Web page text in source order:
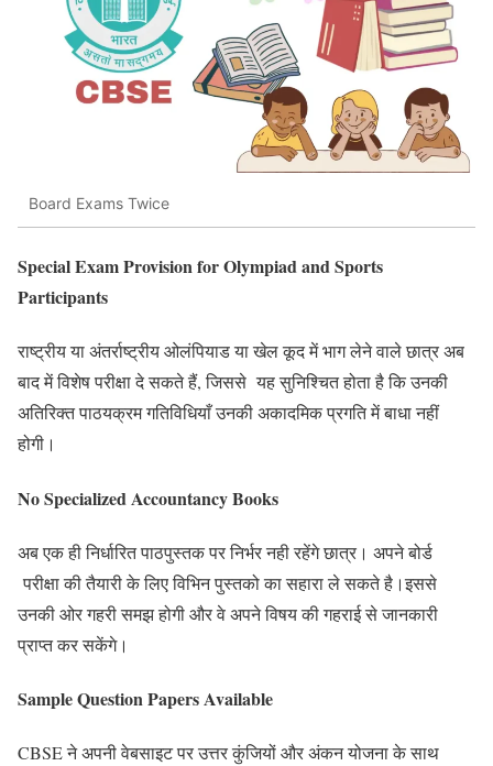
Board Exams Twice
Special Exam Provision for Olympiad and Sports
Participants
राष्ट्रीय या अंतर्राष्ट्रीय ओलंपियाड या खेल कूद में भाग लेने वाले छात्र अब
बाद में विशेष परीक्षा दे सकते हैं, जिससे यह सुनिश्चित होता है कि उनकी
अतिरिक्त पाठयक्रम गतिविधियाँ उनकी अकादमिक प्रगति में बाधा नहीं
होगी।
No Specialized Accountancy Books
अब एक ही निर्धारित पाठपुस्तक पर निर्भर नही रहेंगे छात्र। अपने बोर्ड
परीक्षा की तैयारी के लिए विभिन पुस्तको का सहारा ले सकते है।इससे
उनकी ओर गहरी समझ होगी और वे अपनेविषय की गहराई से जानकारी
प्राप्त कर सकेंगे।
Sample Question Papers Available
CBSE ने अपनी वेबसाइट पर उत्तर कुंजियों और अंकन योजना के साथ